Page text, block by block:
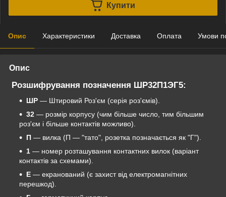
Купити
Опис Характеристики Доставка Оплата Умови
Опис
Розшифрування позначення ШР32П1ЭГ5:
ШР — Штировий Роз'єм (серія роз'ємів).
32 — розмір корпусу (чим більше число, тим більшим
роз'єм і більше контактів можливо).
П — вилка (П — "тато", розетка позначається як "Г").
1 — номер розташування контактних вилок (варіант
контактів за схемами).
Е — екранований (є захист від електромагнітних
перешкод).